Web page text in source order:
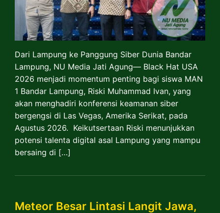
Dari Lampung ke Panggung Siber Dunia Bandar
Lampung, NU Media Jati Agung— Black Hat USA
2026 menjadi momentum penting bagi siswa MAN
1 Bandar Lampung, Riski Muhammad Ivan, yang
akan menghadiri konferensi keamanan siber
bergengsi di Las Vegas, Amerika Serikat, pada
Agustus 2026. Keikutsertaan Riski menunjukkan
potensi talenta digital asal Lampung yang mampu
bersaing di […]
Meteor Besar Lintasi Langit Jawa,